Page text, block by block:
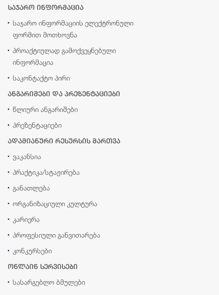
საჯარო ინფორმაცია
საჯარო ინფორმაციის ელექტრონული
ფორმით მოთხოვნა
პროაქტიულად გამოქვეყნებული
ინფორმაცია
საკონტაქტო პირი
ანგარიშები და პრეზენტაციები
წლიური ანგარიშები
პრეზენტაციები
ადამიანური რესურსის მართვა
ვაკანსია
პრაქტიკა/სტაჟირება
განათლება
ორგანიზაციული კულტურა
კარიერა
პროფესიული განვითარება
კონკურსები
ონლაინ სერვისები
სასარგებლო ბმულები